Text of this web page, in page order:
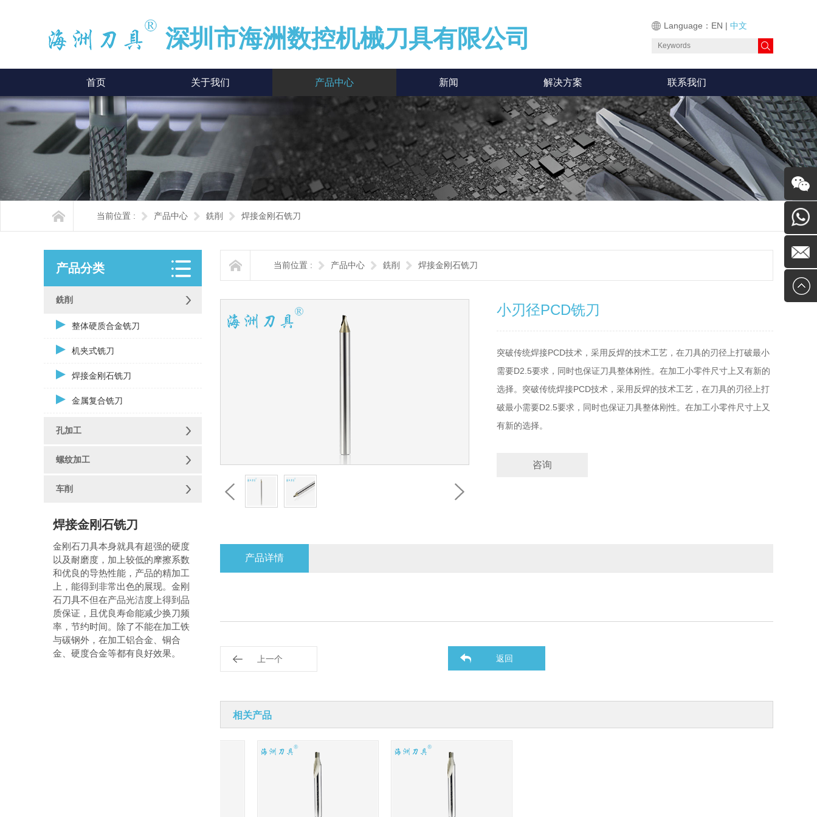
深圳市海洲数控机械刀具有限公司 Language： EN | 中文
首页 关于我们 产品中心 新闻 解决方案 联系我们
当前位置 : 产品中心 銑削 焊接金刚石铣刀
产品分类
銑削
整体硬质合金铣刀
机夹式铣刀
焊接金刚石铣刀
金属复合铣刀
孔加工
螺纹加工
车削
焊接金刚石铣刀
金刚石刀具本身就具有超强的硬度
以及耐磨度，加上较低的摩擦系数
和优良的导热性能，产品的精加工
上，能得到非常出色的展现。金刚
石刀具不但在产品光洁度上得到品
质保证，且优良寿命能减少换刀频
率，节约时间。除了不能在加工铁
与碳钢外，在加工铝合金、铜合
金、硬度合金等都有良好效果。
当前位置 : 产品中心 銑削 焊接金刚石铣刀
小刃径PCD铣刀
突破传统焊接PCD技术，采用反焊的技术工艺，在刀具的刃径上打破最小
需要D2.5要求，同时也保证刀具整体刚性。在加工小零件尺寸上又有新的
选择。突破传统焊接PCD技术，采用反焊的技术工艺，在刀具的刃径上打
破最小需要D2.5要求，同时也保证刀具整体刚性。在加工小零件尺寸上又
有新的选择。
咨询
产品详情
上一个 返回
相关产品
留言
0755-